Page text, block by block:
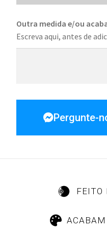
Outra medida e/ou
Escreva aqui, antes de
Pergunte-
FEITO